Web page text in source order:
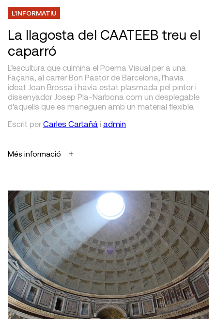
L'INFORMATIU
La llagosta del CAATEEB treu el
caparró
L’escultura que culmina el Poema Visual per a una
Façana, al carrer Bon Pastor de Barcelona, l’havia
ideat Joan Brossa i havia estat plasmada pel pintor i
dissenyador Josep Pla-Narbona com un desplegable
d’aquells que es maneguen amb un material flexible.
Escrit per Carles Cartañá i admin
Més informació